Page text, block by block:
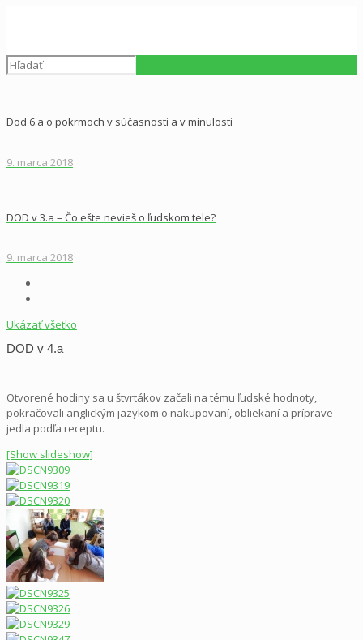
Dod 6.a o pokrmoch v súčasnosti a v minulosti
9. marca 2018
DOD v 3.a – Čo ešte nevieš o ľudskom tele?
9. marca 2018
Ukázať všetko
DOD v 4.a
Otvorené hodiny sa u štvrtákov začali na tému ľudské hodnoty,
pokračovali anglickým jazykom o nakupovaní, obliekaní a príprave
jedla podľa receptu.
[Show slideshow]